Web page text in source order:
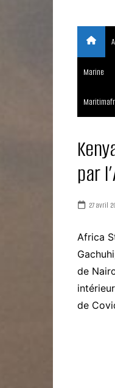
Marine
par
27 avril
Africa
de
de